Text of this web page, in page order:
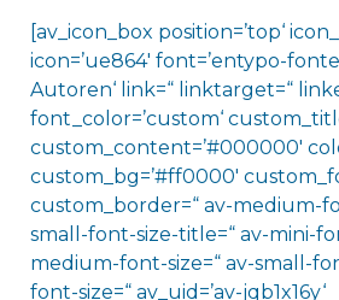
[av_icon_box position=’top‘
icon=’ue864′ font=’entypo-
Autoren‘ link=“ linktarget=“
font_color=’custom‘
custom_content=’#000000′
custom_bg=’#ff0000′
custom_border=“ av-medium-
small-font-size-title=“ av-mini-
medium-font-size=“ av-small-
font-size=“ av_uid=’av-jqb1x16y‘